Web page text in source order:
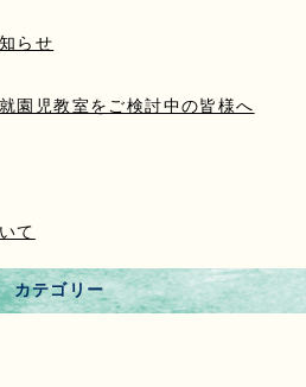
らせ
園児教室をご検討中の皆様へ
て
カテゴリー